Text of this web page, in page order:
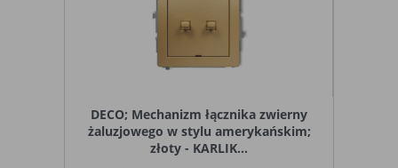
DECO; Mechanizm łącznika zwierny
żaluzjowego w stylu amerykańskim;
złoty - KARLIK...